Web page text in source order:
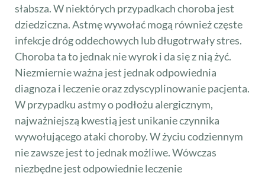
słabsza. W niektórych przypadkach choroba jest
dziedziczna. Astmę wywołać mogą również częste
infekcje dróg oddechowych lub długotrwały stres.
Choroba ta to jednak nie wyrok i da się z nią żyć.
Niezmiernie ważna jest jednak odpowiednia
diagnoza i leczenie oraz zdyscyplinowanie pacjenta.
W przypadku astmy o podłożu alergicznym,
najważniejszą kwestią jest unikanie czynnika
wywołującego ataki choroby. W życiu codziennym
nie zawsze jest to jednak możliwe. Wówczas
niezbędne jest odpowiednie leczenie